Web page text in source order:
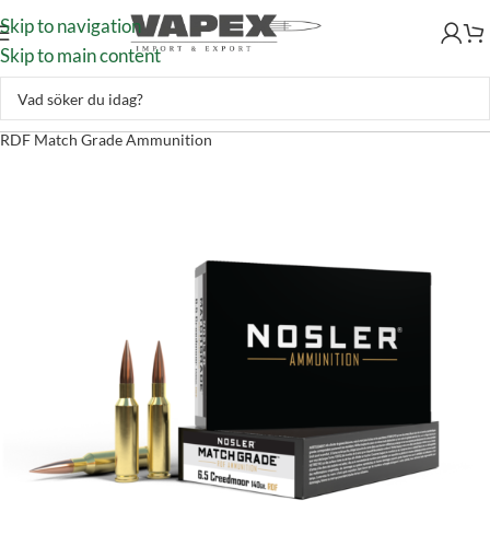
Skip to navigation
Skip to main content
Skytte–Ammunition–Kulammunition–Nosler 6.5 Creedmoor 140gr
RDF Match Grade Ammunition